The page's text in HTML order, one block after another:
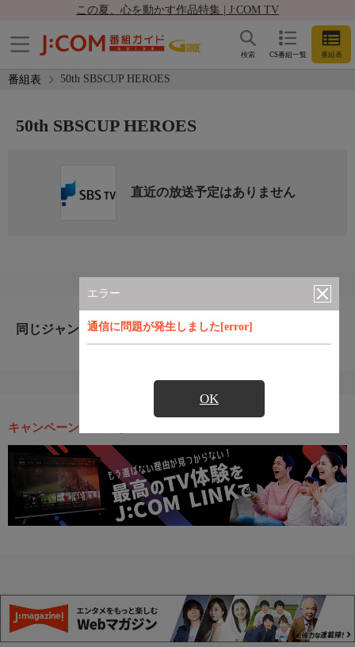
この夏、心を動かす作品特集 | J:COM TV
CS番組一覧 番組表
検索
番組表 50th SBSCUP HEROES
エラー
通信に問題が発生しました[error]
OK
50th SBSCUP HEROES
直近の放送予定はありません
同じジャンルのおすすめ番組
キャンペーン・お得な情報